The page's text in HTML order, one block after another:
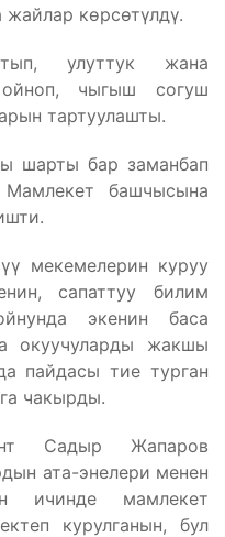
көрсөтүлдү.
улуттук жана
ойноп, чыгыш согуш
тартуулашты.
шарты бар заманбап
башчысына
мекемелерин куруу
сапаттуу билим
экенин баса
окуучуларды жакшы
пайдасы тие турган
чакырды.
Садыр Жапаров
ата-энелери менен
ичинде мамлекет
курулганын, бул